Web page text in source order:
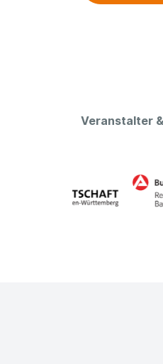
Veranstalter